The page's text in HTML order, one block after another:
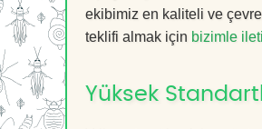
ekibimiz en kaliteli ve
teklifi almak için bizimle
Yüksek